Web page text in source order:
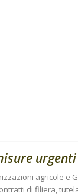
agricole e
di filiera,